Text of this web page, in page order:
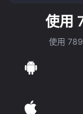
使用
使用